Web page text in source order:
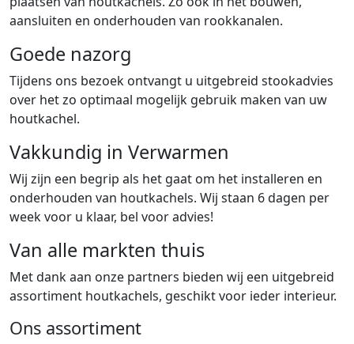
aansluiten en onderhouden van rookkanalen.
Goede nazorg
Tijdens ons bezoek ontvangt u uitgebreid stookadvies
over het zo optimaal mogelijk gebruik maken van uw
houtkachel.
Vakkundig in Verwarmen
Wij zijn een begrip als het gaat om het installeren en
onderhouden van houtkachels. Wij staan 6 dagen per
week voor u klaar, bel voor advies!
Van alle markten thuis
Met dank aan onze partners bieden wij een uitgebreid
assortiment houtkachels, geschikt voor ieder interieur.
Ons assortiment